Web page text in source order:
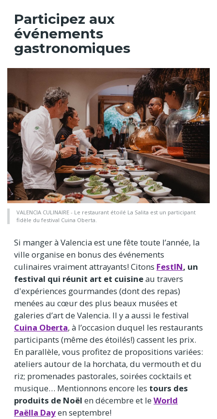
Participez aux
événements
gastronomiques
VALENCIA CULINAIRE - Le restaurant étoilé La Salita est un participant
fidèle du festival Cuina Oberta.
Si manger à Valencia est une fête toute l’année, la
ville organise en bonus des événements
culinaires vraiment attrayants! Citons FestIN, un
festival qui réunit art et cuisineau travers
d'expériences gourmandes (dont des repas)
menées au cœur des plus beaux musées et
galeries d’art de Valencia. Il y a aussi le festival
Cuina Oberta, à l’occasion duquel les restaurants
participants (même des étoilés!) cassent les prix.
En parallèle, vous profitez de propositions variées:
ateliers autour de la horchata, du vermouth et du
riz; promenades pastorales, soirées cocktails et
musique… Mentionnons encore les tours des
produits de Noël en décembre et le World
Paëlla Dayen septembre!